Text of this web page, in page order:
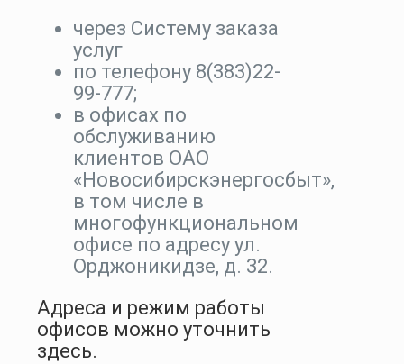
через Систему заказа
услуг
по телефону 8(383)22-
99-777;
в офисах по
обслуживанию
клиентов ОАО
«Новосибирскэнергосбыт»,
в том числе в
многофункциональном
офисе по адресу ул.
Орджоникидзе, д. 32.
Адреса и режим работы
офисов можно уточнить
здесь.